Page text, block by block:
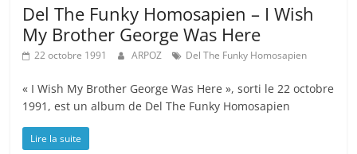
Del The Funky Homosapien – I Wish
My Brother George Was Here
22 octobre 1991 ARPOZ Del The Funky Homosapien
« I Wish My Brother George Was Here », sorti le 22 octobre
1991, est un album de Del The Funky Homosapien
Lire la suite